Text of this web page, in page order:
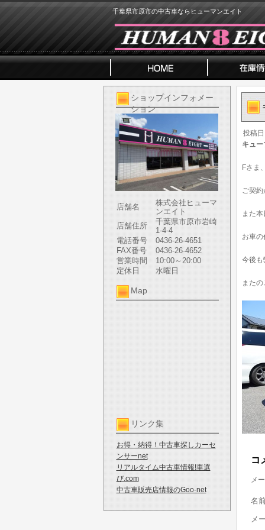
千葉県市原市の中古車ならヒューマンエイト
ショップインフォメー
ション
店舗名
株式会社ヒューマ
ンエイト
店舗住所
千葉県市原市岩崎
1-4-4
電話番号
0436-26-4651
FAX番号
0436-26-4652
営業時間
10:00～20:00
定休日
水曜日
Map
リンク集
お得・納得！中古車探しカーセ
ンサーnet
リアルタイム中古車情報!車選
び.com
中古車販売店情報のGoo-net
投稿日
キュ
Fさま
ご契
また
お車
今後も
また
コ
メ
名
メ